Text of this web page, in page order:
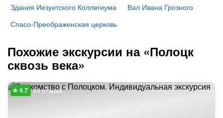
Здания Иезуитского Коллегиума
Вал Ивана Грозного
Спасо-Преображенская церковь
Похожие экскурсии на «Полоцк
сквозь века»
93 отзыва